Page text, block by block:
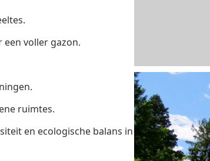
een voller gazon.
ruimtes.
en ecologische balans in